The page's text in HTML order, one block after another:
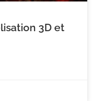
3D et